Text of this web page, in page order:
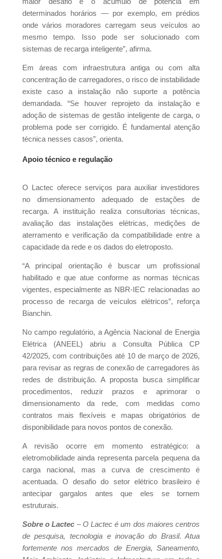
de
Gestão de
Ativos no
Brasil –
Edição
2025
Receba o Seu
Gratuitamente
CLIQUE AQUI E BAIXE
CLIQUE FORA DO POP-UP PARA FECHAR
maior desafio é o acúmulo de potência em
determinados horários — por exemplo, em prédios
onde vários moradores carregam seus veículos ao
mesmo tempo. Isso pode ser solucionado com
sistemas de recarga inteligente”, afirma.
Em áreas com infraestrutura antiga ou com alta
concentração de carregadores, o risco de instabilidade
existe caso a instalação não suporte a potência
demandada. “Se houver reprojeto da instalação e
adoção de sistemas de gestão inteligente de carga, o
problema pode ser corrigido. É fundamental atenção
técnica nesses casos”, orienta.
Apoio técnico e regulação
O Lactec oferece serviços para auxiliar investidores
no dimensionamento adequado de estações de
recarga. A instituição realiza consultorias técnicas,
avaliação das instalações elétricas, medições de
aterramento e verificação da compatibilidade entre a
capacidade da rede e os dados do eletroposto.
“A principal orientação é buscar um profissional
habilitado e que atue conforme as normas técnicas
vigentes, especialmente as NBR-IEC relacionadas ao
processo de recarga de veículos elétricos”, reforça
Bianchin.
No campo regulatório, a Agência Nacional de Energia
Elétrica (ANEEL) abriu a Consulta Pública CP
42/2025, com contribuições até 10 de março de 2026,
para revisar as regras de conexão de carregadores às
redes de distribuição. A proposta busca simplificar
procedimentos, reduzir prazos e aprimorar o
dimensionamento da rede, com medidas como
contratos mais flexíveis e mapas obrigatórios de
disponibilidade para novos pontos de conexão.
A revisão ocorre em momento estratégico: a
eletromobilidade ainda representa parcela pequena da
carga nacional, mas a curva de crescimento é
acentuada. O desafio do setor elétrico brasileiro é
antecipar gargalos antes que eles se tornem
estruturais.
Sobre o Lactec – O Lactec é um dos maiores centros
de pesquisa, tecnologia e inovação do Brasil. Atua
fortemente nos mercados de Energia, Saneamento,